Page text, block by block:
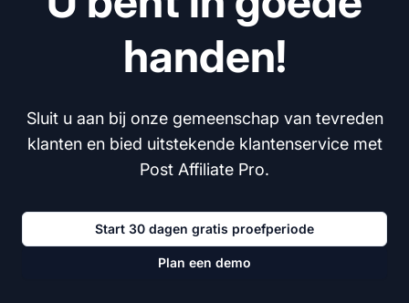
handen!
Sluit u aan bij onze gemeenschap van tevreden
klanten en bied uitstekende klantenservice met
Post Affiliate Pro.
Start 30 dagen gratis proefperiode
Plan een demo